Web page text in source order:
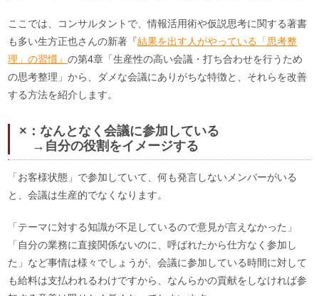
ここでは、コンサルタントで、情報活用術や仮説思考に関する著書
も多い生方正也さんの新著『結果を出す人がやっている「思考整
理」の習慣』の第4章「生産性の高い会議・打ち合わせを行うため
の思考整理」から、ダメな会議にありがちな特徴と、それらを改善
する方法を紹介します。
×：なんとなく会議に参加している
→自分の役割をイメージする
「お客様状態」で参加していて、何も発言しないメンバーがいる
と、会議は生産的でなくなります。
「テーマに対する知識が不足しているので意見が言えなかった」
「自分の業務に直接関係ないのに、呼ばれたから仕方なく参加し
た」など事情は様々でしょうが、会議に参加している時間に対して
も給料は支払われるわけですから、なんらかの貢献をしなければ参